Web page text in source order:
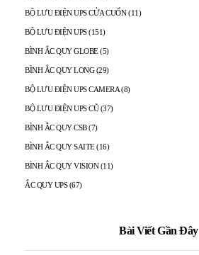
BỘ LƯU ĐIỆN UPS CỬA CUỐN (11)
BỘ LƯU ĐIỆN UPS (151)
BÌNH ẮC QUY GLOBE (5)
BÌNH ẮC QUY LONG (29)
BỘ LƯU ĐIỆN UPS CAMERA (8)
BỘ LƯU ĐIỆN UPS CŨ (37)
BÌNH ẮC QUY CSB (7)
BÌNH ẮC QUY SAITE (16)
BÌNH ẮC QUY VISION (11)
ẮC QUY UPS (67)
Bài Viết Gần Đây